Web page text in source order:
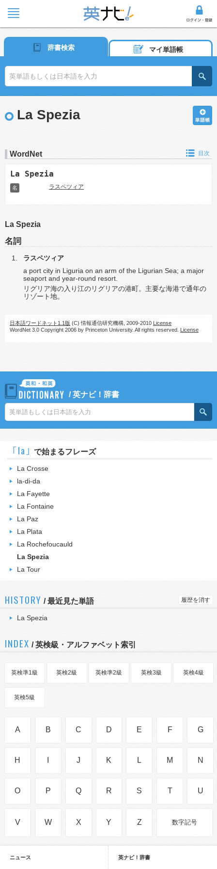
辞書検索 マイ単語帳
La Spezia
WordNet 目次
La Spezia
名 ラスペツィア
La Spezia
名詞
ラスペツィア
a port city in Liguria on an arm of the Ligurian Sea; a major
seaport and year-round resort.
リグリア海の入り江のリグリアの港町。主要な海港で通年の
リゾート地。
日本語ワードネット1.1版 (C) 情報通信研究機構, 2009-2010 License
WordNet 3.0 Copyright 2006 by Princeton University. All rights reserved. License
/英ナビ！辞書
｢la｣ で始まるフレーズ
La Crosse
la-di-da
La Fayette
La Fontaine
La Paz
La Plata
La Rochefoucauld
La Spezia
La Tour
HISTORY /最近見た単語 履歴を消す
La Spezia
INDEX / 英検級・アルファベット索引
英検準1級 英検2級 英検準2級 英検3級 英検4級
英検5級
A B C D E F G
H J K L M N
O P Q R S T U
V W X Y Z 数字記号
ニュース 英ナビ！辞書